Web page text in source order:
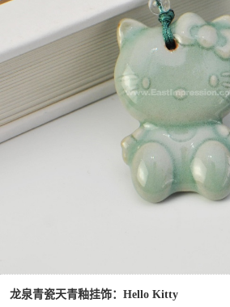
龙泉青瓷天青釉挂饰：Hello Kitty